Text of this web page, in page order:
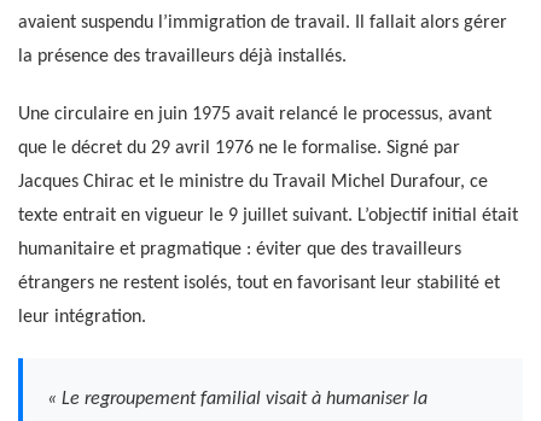
avaient suspendu l’immigration de travail. Il fallait alors gérer
la présence des travailleurs déjà installés.
Une circulaire en juin 1975 avait relancé le processus, avant
que le décret du 29 avril 1976 ne le formalise. Signé par
Jacques Chirac et le ministre du Travail Michel Durafour, ce
texte entrait en vigueur le 9 juillet suivant. L’objectif initial était
humanitaire et pragmatique : éviter que des travailleurs
étrangers ne restent isolés, tout en favorisant leur stabilité et
leur intégration.
« Le regroupement familial visait à humaniser la